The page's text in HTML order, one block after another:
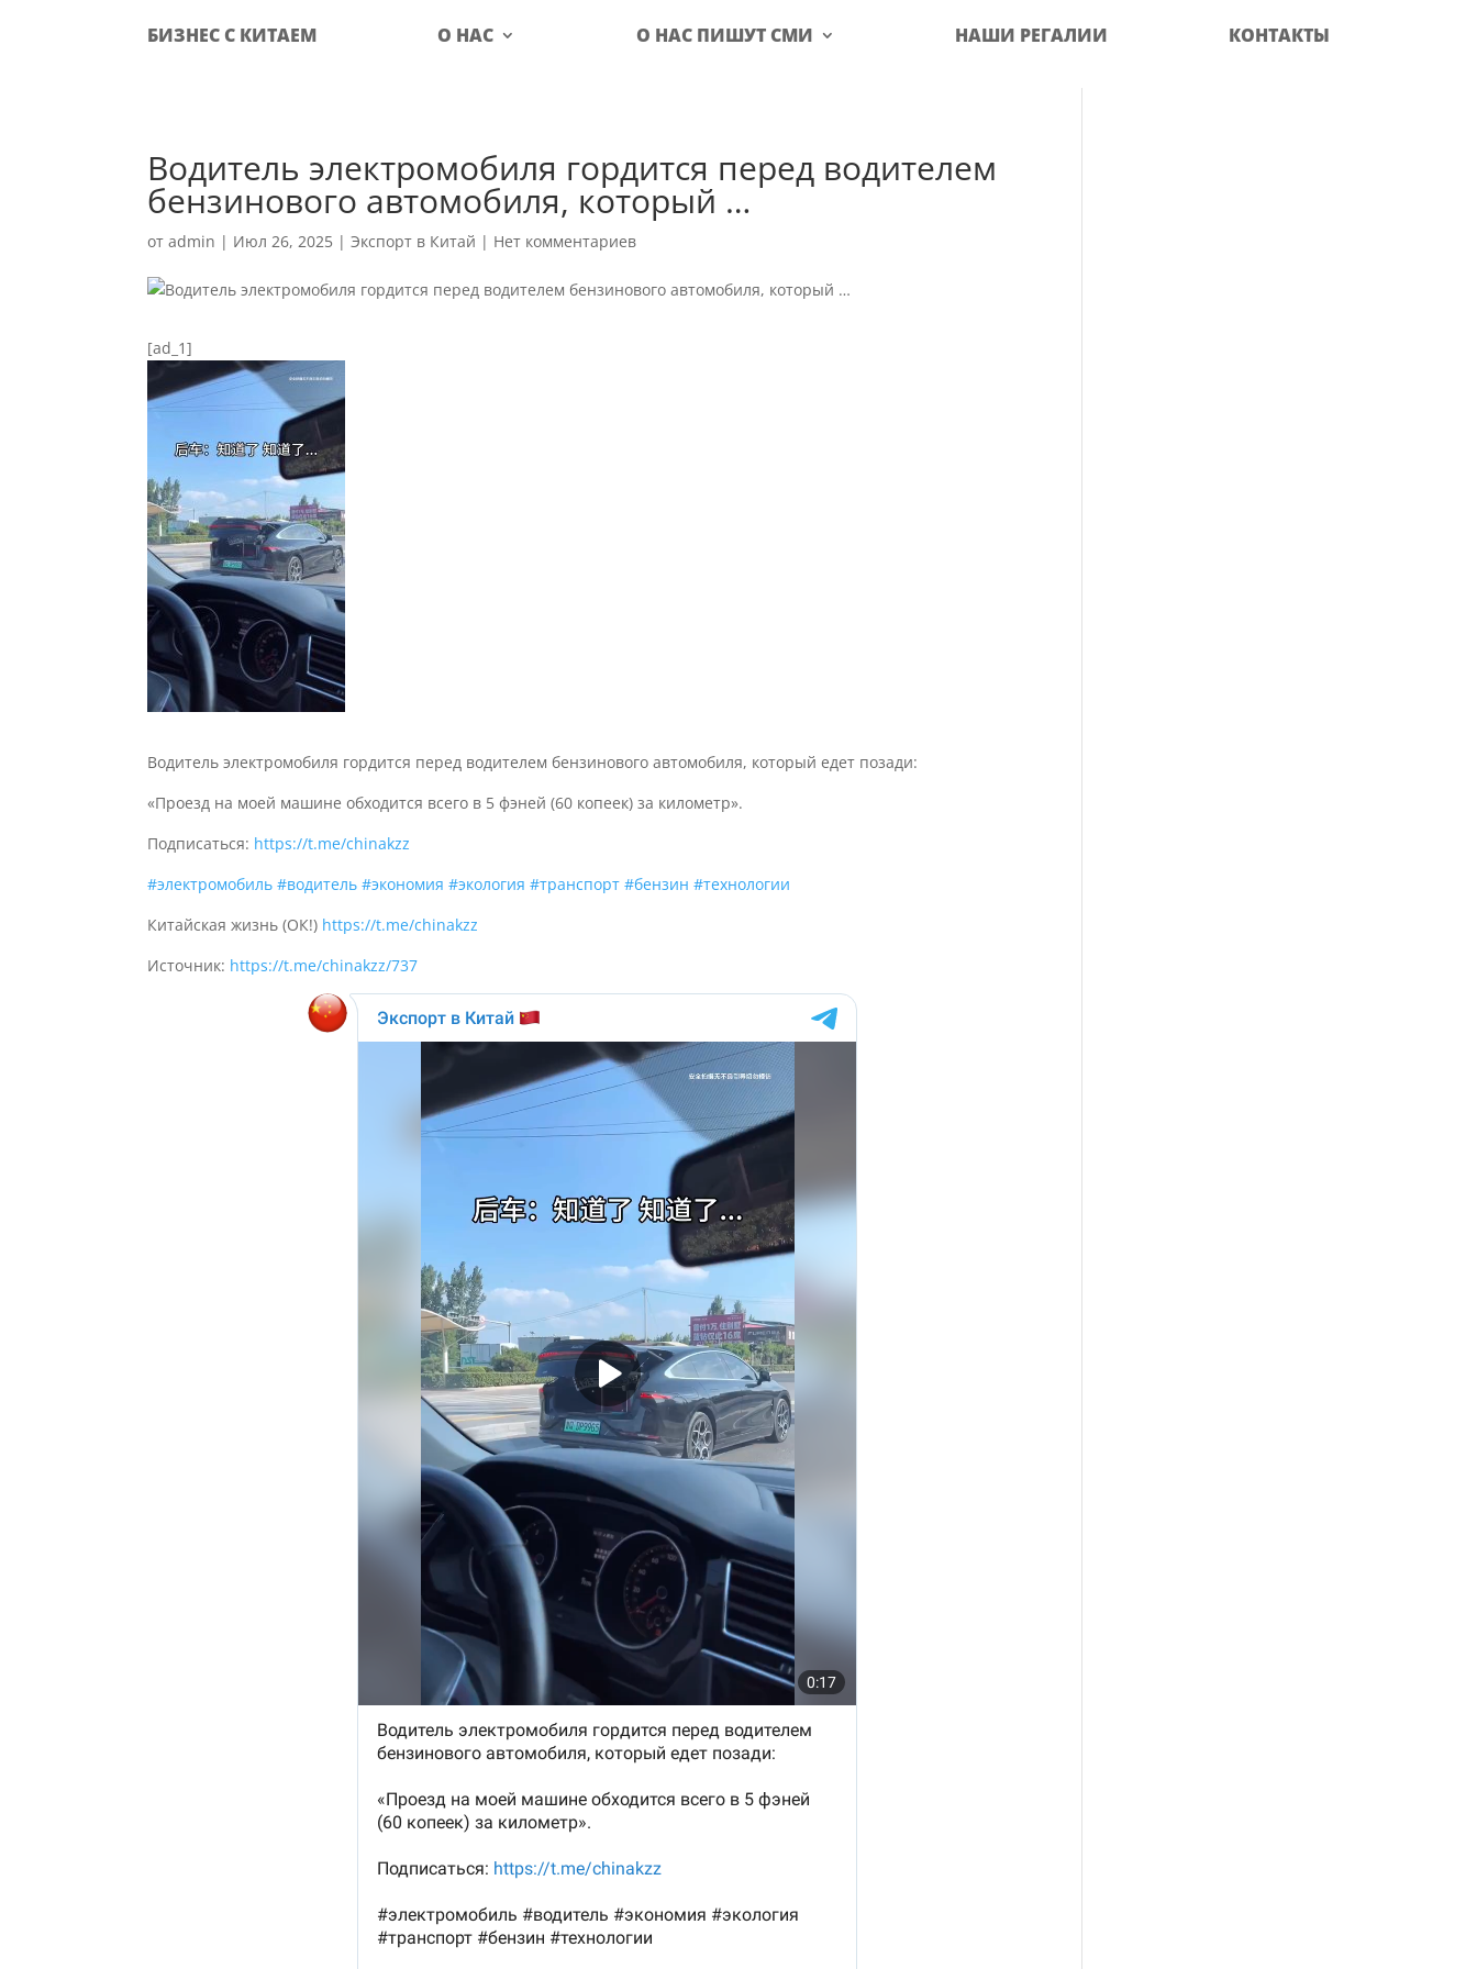
БИЗНЕС С КИТАЕМ О НАС О НАС ПИШУТ СМИ НАШИ РЕГАЛИИ КОНТАКТЫ
Водитель электромобиля гордится перед водителем
бензинового автомобиля, который …
отadmin | Июл 26, 2025 |Экспорт в Китай | Нет комментариев
[ad_1]
Водитель электромобиля гордится перед водителем бензинового автомобиля, который едет позади:
«Проезд на моей машине обходится всего в 5 фэней (60 копеек) за километр».
Подписаться: https://t.me/chinakzz
#электромобиль #водитель #экономия #экология #транспорт #бензин #технологии
Китайская жизнь (ОК!) https://t.me/chinakzz
Источник: https://t.me/chinakzz/737